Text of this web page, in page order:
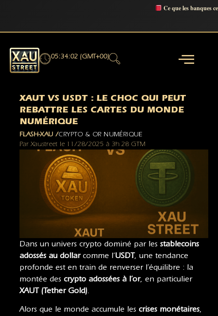
Ce que les banques
05:34:03 (GMT+00)
XAUT VS USDT : LE CHOC QUI PEUT
REBATTRE LES CARTES DU MONDE
NUMÉRIQUE
FLASH-XAU /CRYPTO & OR NUMÉRIQUE
Par Xaustreet le 11/28/2025 à 3h 28 GTM
Dans un univers crypto dominé par les stablecoins
adossés au dollarcomme l’USDT, une tendance
profonde est en train de renverser l’équilibre : la
montée des crypto adossées à l’or, en particulier
XAUT (Tether Gold).
Alors que le monde accumule les crises monétaires,